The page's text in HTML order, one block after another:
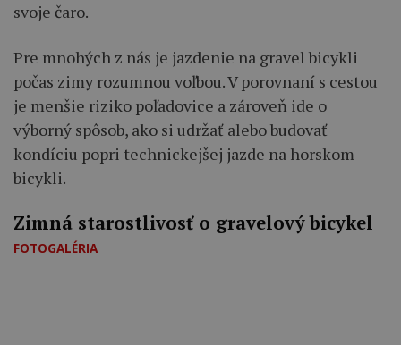
svoje čaro.
Pre mnohých z nás je jazdenie na gravel bicykli
počas zimy rozumnou voľbou. V porovnaní s cestou
je menšie riziko poľadovice a zároveň ide o
výborný spôsob, ako si udržať alebo budovať
kondíciu popri technickejšej jazde na horskom
bicykli.
Zimná starostlivosť o gravelový bicykel
FOTOGALÉRIA